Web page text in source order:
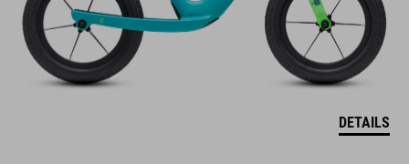
DETAILS